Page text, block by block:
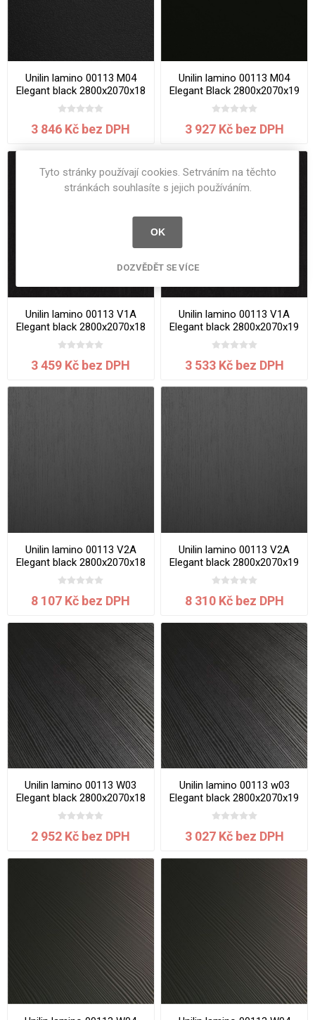
Unilin lamino 00113 M04
Elegant black 2800x2070x18
mm
3 846 Kč bez DPH
Unilin lamino 00113 M04
Elegant Black 2800x2070x19
mm
3 927 Kč bez DPH
Unilin lamino 00113 V1A
Elegant black 2800x2070x18
mm
3 459 Kč bez DPH
Unilin lamino 00113 V1A
Elegant black 2800x2070x19
mm
3 533 Kč bez DPH
Unilin lamino 00113 V2A
Elegant black 2800x2070x18
mm
8 107 Kč bez DPH
Unilin lamino 00113 V2A
Elegant black 2800x2070x19
mm
8 310 Kč bez DPH
Unilin lamino 00113 W03
Elegant black 2800x2070x18
mm
2 952 Kč bez DPH
Unilin lamino 00113 w03
Elegant black 2800x2070x19
mm
3 027 Kč bez DPH
Tyto stránky používají cookies. Setrváním na těchto
stránkách souhlasíte s jejich používáním.
OK
DOZVĚDĚT SE VÍCE